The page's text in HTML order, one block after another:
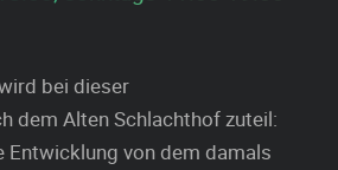
bei dieser
dem Alten Schlachthof zuteil:
Entwicklung von dem damals